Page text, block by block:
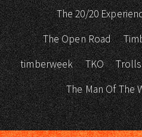
The 20/20
The Open Road
timberweek
TKO Trolls
The Man Of The